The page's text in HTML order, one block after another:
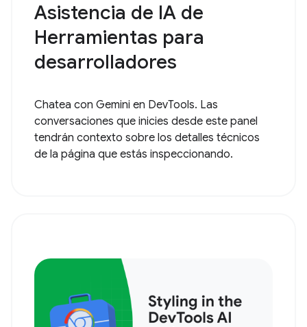
Asistencia de IA de
Herramientas para
desarrolladores
Chatea con Gemini en DevTools. Las
conversaciones que inicies desde este panel
tendrán contexto sobre los detalles técnicos
de la página que estás inspeccionando.